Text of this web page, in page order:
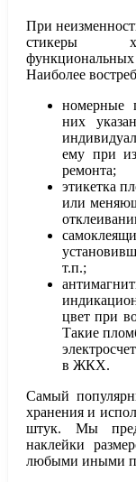
При
стикеры
Наиболее
номерные
них
ему при
ремонта;
этикетка
или
т.п.;
цвет при
Такие
в ЖКХ.
Самый
хранения и
штук. Мы
наклейки
любыми иными